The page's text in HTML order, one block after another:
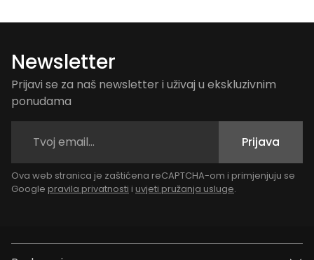
Newsletter
Prijavi se za naš newsletter i uživaj u ekskluzivnim
ponudama
Prijava
Ova web stranica je zaštićena reCAPTCHA-om i primjenjuju se
Google pravila privatnosti i uvjeti pružanja usluge.